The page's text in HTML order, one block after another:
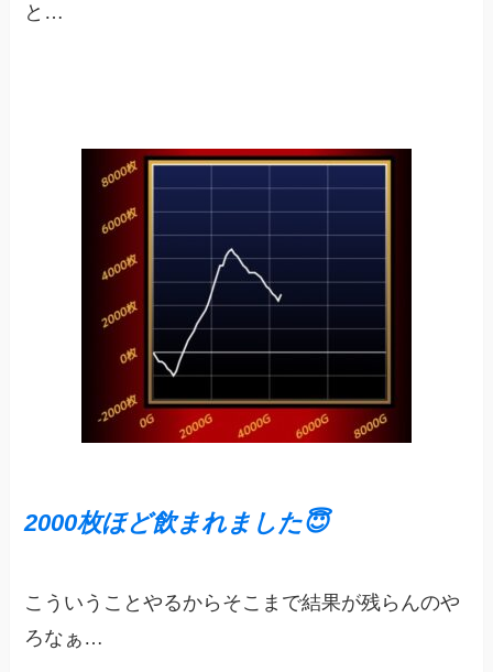
と…
2000枚ほど飲まれました😇
こういうことやるからそこまで結果が残らんのや
ろなぁ…